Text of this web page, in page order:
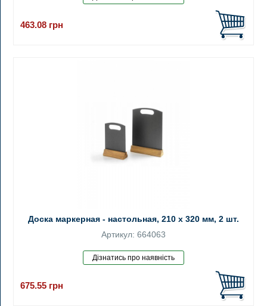
463.08 грн
Доска маркерная - настольная, 210 x 320 мм, 2 шт.
Артикул: 664063
675.55 грн